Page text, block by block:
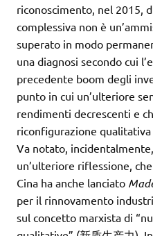
riconoscimento, nel 2015,
complessiva non è
superato in modo
una diagnosi secondo cui
precedente boom degli
punto in cui un’ulteriore
rendimenti decrescenti e
riconfigurazione
Va notato,
un’ulteriore riflessione,
Cina ha anche lanciato
per il rinnovamento
sul concetto marxista di